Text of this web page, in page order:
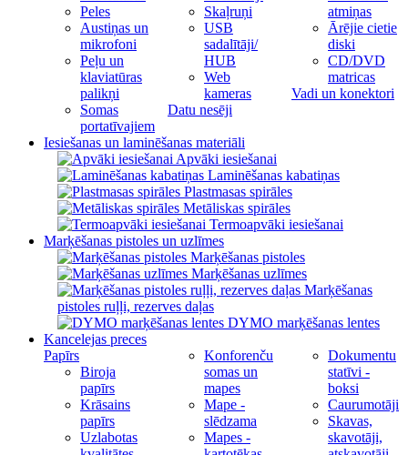
Peles
Austiņas un
mikrofoni
Peļu un
klaviatūras
palikņi
Somas
portatīvajiem
Skaļruņi
USB
sadalītāji/
HUB
Web
kameras
Datu nesēji
atmiņas
Ārējie cietie
diski
CD/DVD
matricas
Vadi un konektori
Iesiešanas un laminēšanas materiāli
Apvāki iesiešanai
Laminēšanas kabatiņas
Plastmasas spirāles
Metāliskas spirāles
Termoapvāki iesiešanai
Marķēšanas pistoles un uzlīmes
Marķēšanas pistoles
Marķēšanas uzlīmes
Marķēšanas
pistoles ruļļi, rezerves daļas
DYMO marķēšanas lentes
Kancelejas preces
Papīrs
Biroja
papīrs
Krāsains
papīrs
Uzlabotas
Konforenču
somas un
mapes
Mape -
slēdzama
Mapes -
Dokumentu
statīvi -
boksi
Caurumotāji
Skavas,
skavotāji,